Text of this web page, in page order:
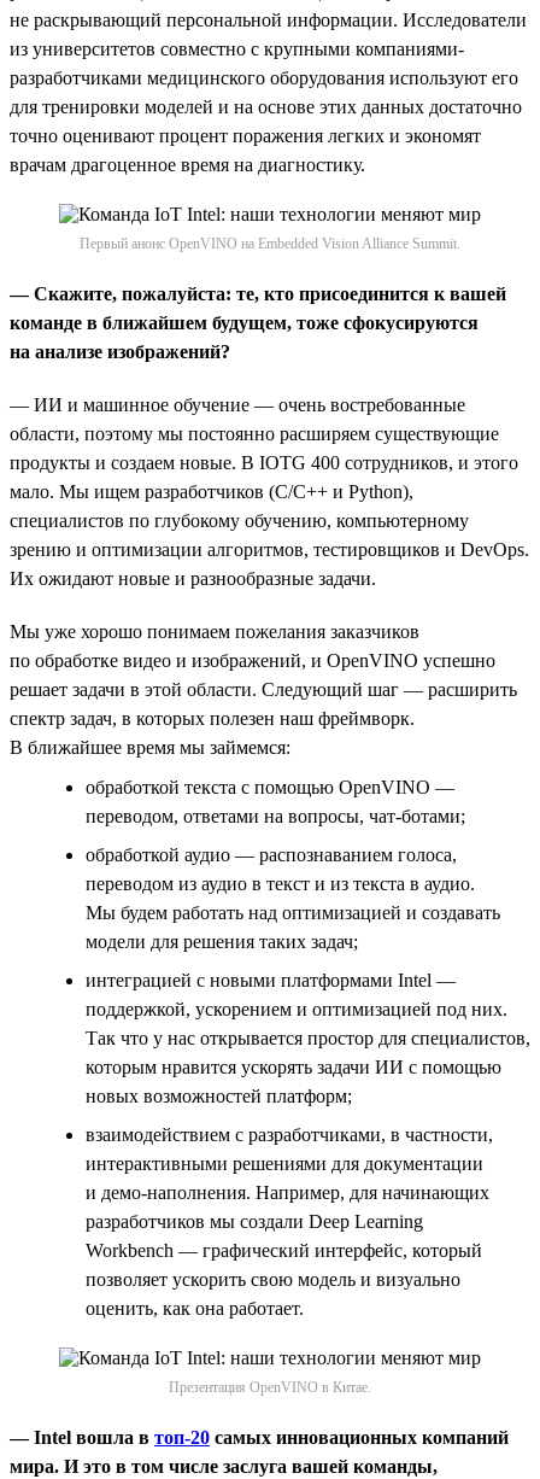
не раскрывающий персональной информации. Исследователи
из университетов совместно с крупными компаниями-
разработчиками медицинского оборудования используют его
для тренировки моделей и на основе этих данных достаточно
точно оценивают процент поражения легких и экономят
врачам драгоценное время на диагностику.
Первый анонс OpenVINO на Embedded Vision Alliance Summit.
— Скажите, пожалуйста: те, кто присоединится к вашей
команде в ближайшем будущем, тоже сфокусируются
на анализе изображений?
— ИИ и машинное обучение — очень востребованные
области, поэтому мы постоянно расширяем существующие
продукты и создаем новые. В IOTG 400 сотрудников, и этого
мало. Мы ищем разработчиков (С/С++ и Python),
специалистов по глубокому обучению, компьютерному
зрению и оптимизации алгоритмов, тестировщиков и DevOps.
Их ожидают новые и разнообразные задачи.
Мы уже хорошо понимаем пожелания заказчиков
по обработке видео и изображений, и OpenVINO успешно
решает задачи в этой области. Следующий шаг — расширить
спектр задач, в которых полезен наш фреймворк.
В ближайшее время мы займемся:
обработкой текста с помощью OpenVINO —
переводом, ответами на вопросы, чат-ботами;
обработкой аудио — распознаванием голоса,
переводом из аудио в текст и из текста в аудио.
Мы будем работать над оптимизацией и создавать
модели для решения таких задач;
интеграцией с новыми платформами Intel —
поддержкой, ускорением и оптимизацией под них.
Так что у нас открывается простор для специалистов,
которым нравится ускорять задачи ИИ с помощью
новых возможностей платформ;
взаимодействием с разработчиками, в частности,
интерактивными решениями для документации
и демо-наполнения. Например, для начинающих
разработчиков мы создали Deep Learning
Workbench — графический интерфейс, который
позволяет ускорить свою модель и визуально
оценить, как она работает.
Презентация OpenVINO в Китае.
— Intel вошла в топ-20 самых инновационных компаний
мира. И это в том числе заслуга вашей команды,